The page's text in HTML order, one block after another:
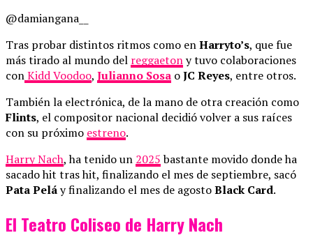
@damiangana__
Tras probar distintos ritmos como enHarryto’s, que fue
más tirado al mundo del reggaetony tuvo colaboraciones
conKidd Voodoo, Julianno Sosa oJC Reyes, entre otros.
También la electrónica, de la mano de otra creación como
Flints, el compositor nacional decidió volver a sus raíces
con su próximo estreno.
Harry Nach, ha tenido un 2025bastante movido donde ha
sacado hit tras hit, finalizando el mes de septiembre, sacó
Pata Peláy finalizando el mes de agostoBlack Card.
El Teatro Coliseo de Harry Nach